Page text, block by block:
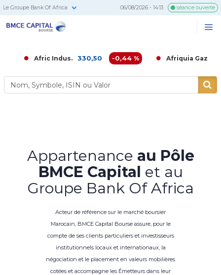
Le Groupe Bank Of Africa 06/08/2026 - 14:13 séance ouverte
Afric Indus. 330,50 -0,44 % Afriquia Gaz 3
Appartenance au Pôle
BMCE Capital et au
Groupe Bank Of Africa
Acteur de référence sur le marché boursier
Marocain, BMCE Capital Bourse assure, pour le
compte de ses clients particuliers et investisseurs
institutionnels locaux et internationaux, la
négociation et le placement en valeurs mobilières
cotées et accompagne les Émetteurs dans leur